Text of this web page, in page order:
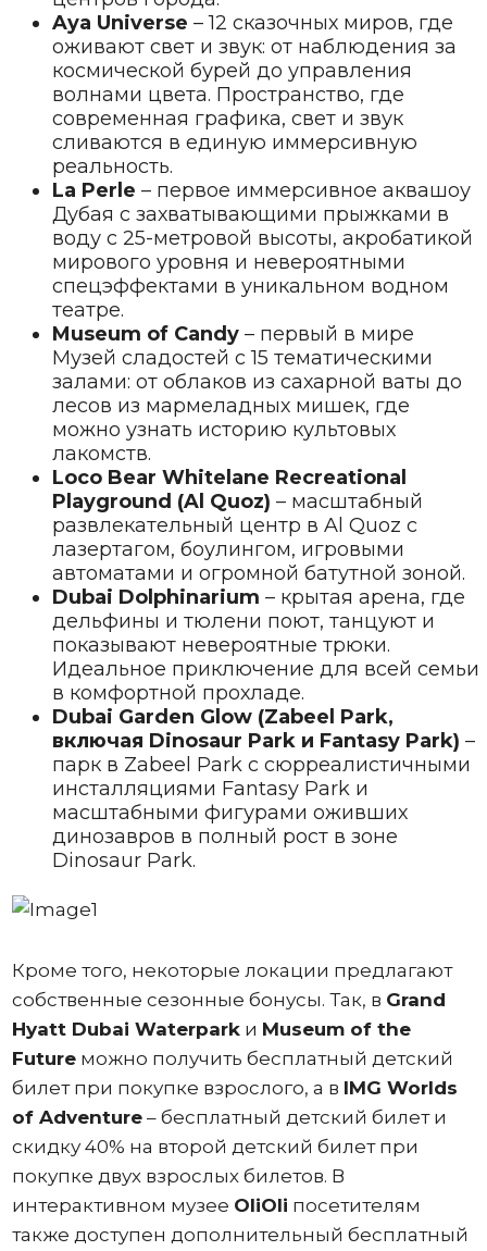
Aya Universe – 12 сказочных миров, где
оживают свет и звук: от наблюдения за
космической бурей до управления
волнами цвета. Пространство, где
современная графика, свет и звук
сливаются в единую иммерсивную
реальность.
La Perle – первое иммерсивное аквашоу
Дубая с захватывающими прыжками в
воду с 25-метровой высоты, акробатикой
мирового уровня и невероятными
спецэффектами в уникальном водном
театре.
Museum of Candy– первый в мире
Музей сладостей с 15 тематическими
залами: от облаков из сахарной ваты до
лесов из мармеладных мишек, где
можно узнать историю культовых
лакомств.
Loco Bear Whitelane Recreational
Playground (Al Quoz) – масштабный
развлекательный центр в Al Quoz с
лазертагом, боулингом, игровыми
автоматами и огромной батутной зоной.
Dubai Dolphinarium – крытая арена, где
дельфины и тюлени поют, танцуют и
показывают невероятные трюки.
Идеальное приключение для всей семьи
в комфортной прохладе.
Dubai Garden Glow (Zabeel Park,
включая Dinosaur Park и Fantasy Park) –
парк в Zabeel Park с сюрреалистичными
инсталляциями Fantasy Park и
масштабными фигурами оживших
динозавров в полный рост в зоне
Dinosaur Park.
Кроме того, некоторые локации предлагают
собственные сезонные бонусы. Так, в Grand
Hyatt Dubai Waterparkи Museum of the
Futureможно получить бесплатный детский
билет при покупке взрослого, а в IMG Worlds
of Adventure– бесплатный детский билет и
скидку 40% на второй детский билет при
покупке двух взрослых билетов. В
интерактивном музее OliOli посетителям
также доступен дополнительный бесплатный